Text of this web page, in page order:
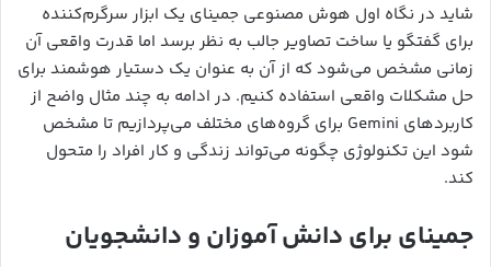
شاید در نگاه اول هوش مصنوعی جمینای یک ابزار سرگرم‌کننده
برای گفتگو یا ساخت تصاویر جالب به نظر برسد اما قدرت واقعی آن
زمانی مشخص می‌شود که از آن به عنوان یک دستیار هوشمند برای
حل مشکلات واقعی استفاده کنیم. در ادامه به چند مثال واضح از
کاربردهای Gemini برای گروه‌های مختلف می‌پردازیم تا مشخص
شود این تکنولوژی چگونه می‌تواند زندگی و کار افراد را متحول
کند.
جمینای برای دانش آموزان و دانشجویان